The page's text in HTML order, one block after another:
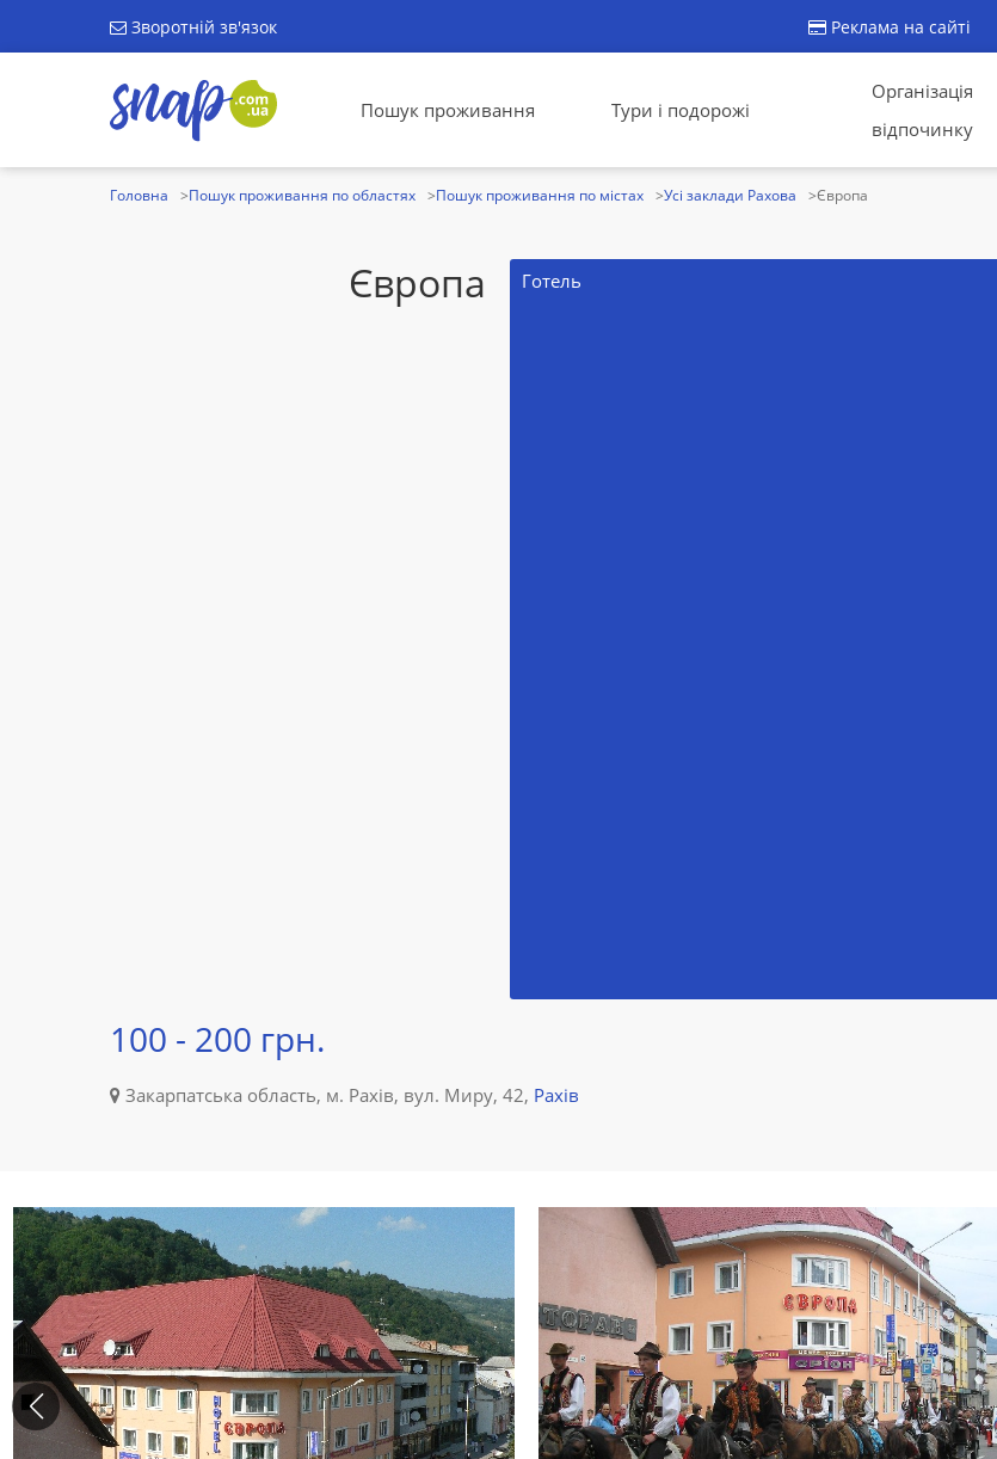
Зворотній зв'язок Реклама на сайті
Пошук проживання Тури і подорожі
Організація
відпочинку
Головна Пошук проживання по областях Пошук проживання по містах Усі заклади Рахова Європа
Європа Готель
100 - 200 грн.
Закарпатська область, м. Рахів, вул. Миру, 42, Рахів